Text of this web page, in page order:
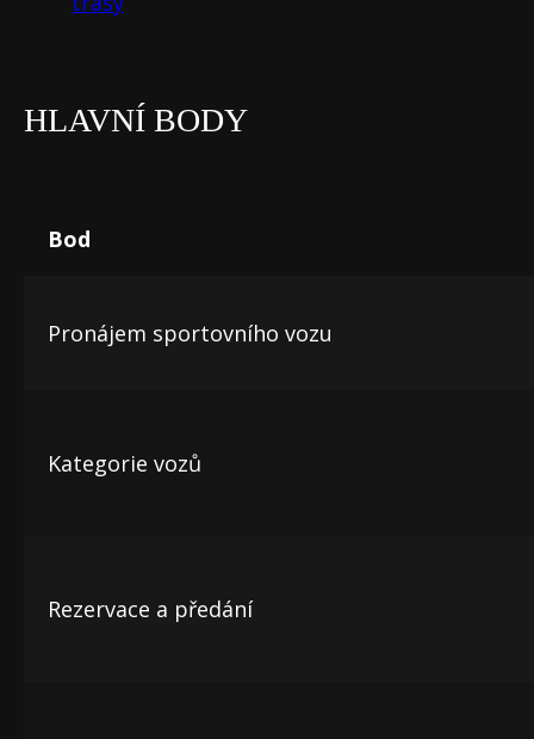
HLAVNÍ BODY
Bod
Pronájem sportovního vozu
Kategorie vozů
Rezervace a předání